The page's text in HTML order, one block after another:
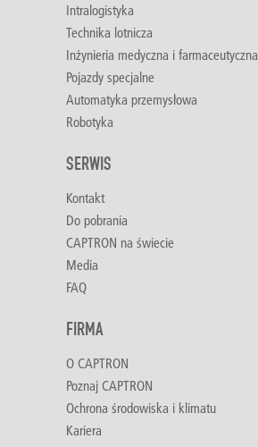
Intralogistyka
Technika lotnicza
Inżynieria medyczna i farmaceutyczna
Pojazdy specjalne
Automatyka przemysłowa
Robotyka
SERWIS
Kontakt
Do pobrania
CAPTRON na świecie
Media
FAQ
FIRMA
O CAPTRON
Poznaj CAPTRON
Ochrona środowiska i klimatu
Kariera